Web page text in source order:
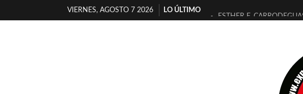
VIERNES, AGOSTO 7 2026
LO ÚLTIMO
ESTHER F.
[ELECTRA JONDA] DE
TIMBRE 4, LA ESCUELA
30 AÑOS (NO ES NADA)